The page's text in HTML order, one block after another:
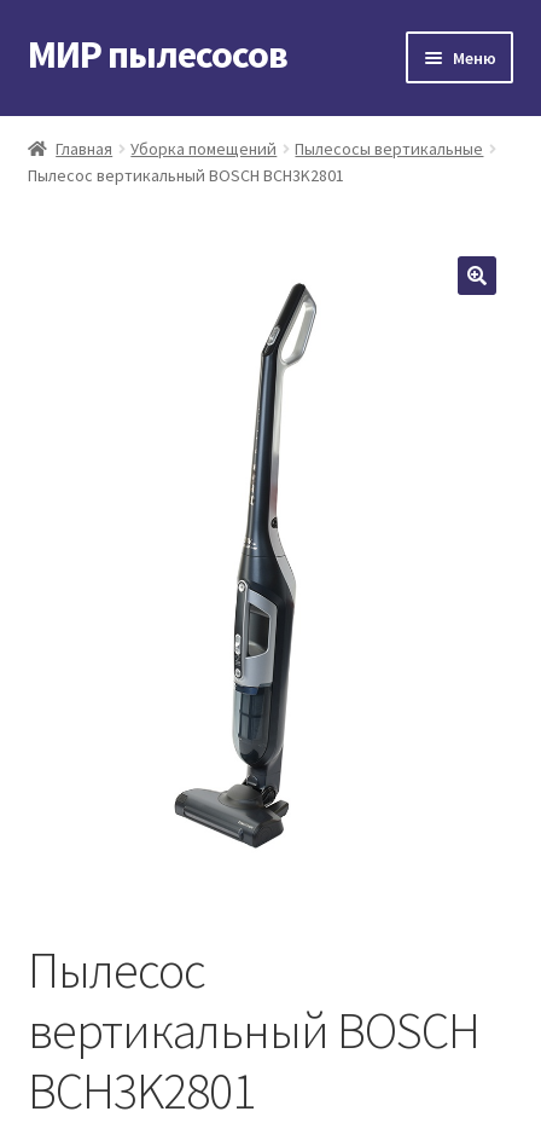
Перейти
к
Перейти
к
МИР пылесосов Меню
Главная
Мой аккаунт
Главная Уборка помещений
Пылесосы вертикальные
Пылесос вертикальный BOSCH BCH3K2801
Пылесос
вертикальный BOSCH
BCH3K2801